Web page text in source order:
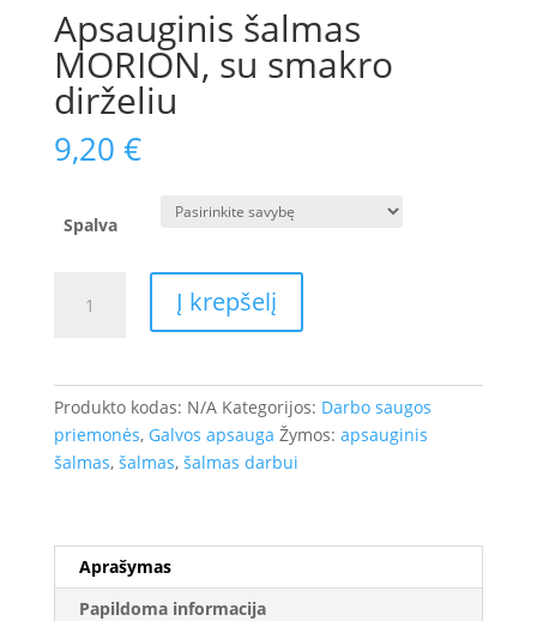
Apsauginis šalmas
MORION, su smakro
dirželiu
9,20 €
Spalva
kiekis:
smakro
dirželiu
Į krepšelį
Produkto kodas: N/A Kategorijos: Darbo saugos
priemonės, Galvos apsauga Žymos: apsauginis
šalmas, šalmas, šalmas darbui
Aprašymas
Papildoma informacija